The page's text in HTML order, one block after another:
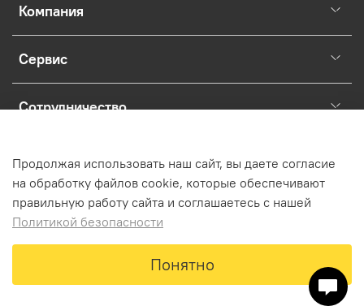
В корзину
Компания
Сервис
Сотрудничество
Профиль
Продолжая использовать наш сайт, вы даете согласие
на обработку файлов cookie, которые обеспечивают
правильную работу сайта и соглашаетесь с нашей
Политикой безопасности
Понятно